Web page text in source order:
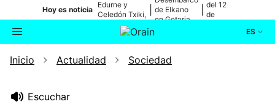
Hoy es noticia
Edurne y
Celedón Txiki,
en directo
de Elkano
en Getaria
del 12
de
ES
Buscador Actualidad
Inicio Actualidad Sociedad
Escuchar